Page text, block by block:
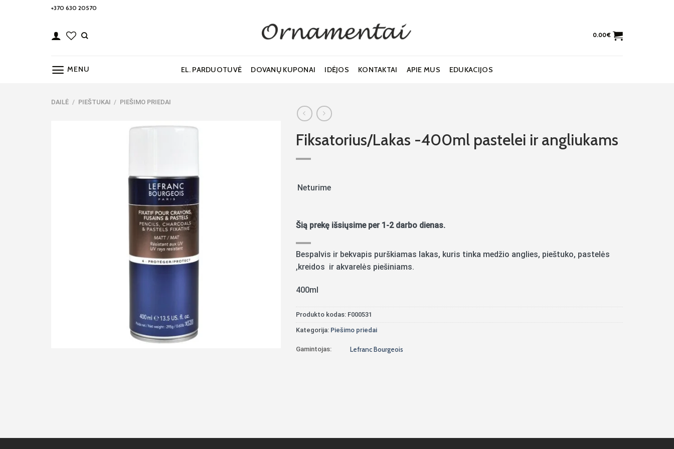
+370 630 20570
0.00€
MENU EL. PARDUOTUVĖ DOVANŲ KUPONAI IDĖJOS KONTAKTAI APIE MUS EDUKACIJOS
DAILĖ / PIEŠTUKAI / PIEŠIMO PRIEDAI
Fiksatorius/Lakas -400ml pastelei ir angliukams
Neturime
Šią prekę išsiųsime per 1-2 darbo dienas.
Bespalvis ir bekvapis purškiamas lakas, kuris tinka medžio anglies, pieštuko, pastelės
,kreidos ir akvarelės piešiniams.
400ml
Produkto kodas: F000531
Kategorija: Piešimo priedai
Gamintojas: Lefranc Bourgeois